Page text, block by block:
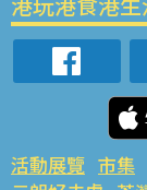
活動展覽 市集